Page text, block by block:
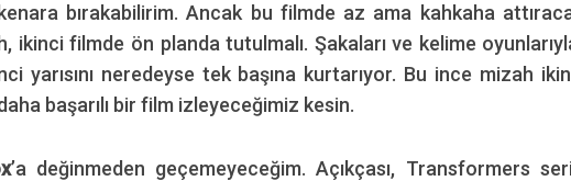
bırakabilirim. Ancak bu filmde az ama kahkaha
ikinci filmde ön planda tutulmalı. Şakaları ve kelime
yarısını neredeyse tek başına kurtarıyor. Bu ince mizah
başarılı bir film izleyeceğimiz kesin.
’a değinmeden geçemeyeceğim. Açıkçası, Transformers